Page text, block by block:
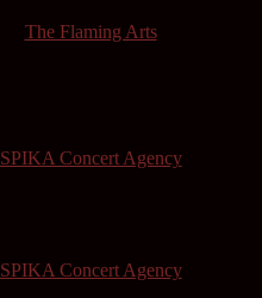
The Flaming Arts
SPIKA Concert Agency
SPIKA Concert Agency